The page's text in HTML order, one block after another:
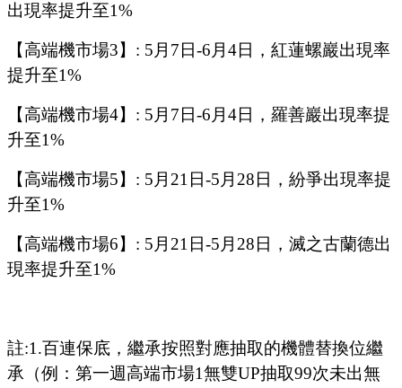
出現率提升至1%
【高端機市場3】 : 5 月 7 日-6 月 4日， 紅蓮螺巖出現率
提升至1%
【高端機市場4】 : 5 月 7 日-6 月 4日， 羅善巖出現率提
升至1%
【高端機市場5】 : 5 月 21 日-5 月 28 日，紛爭出現率提
升至1%
【高端機市場6】 : 5 月 21 日-5 月 28 日，滅之古蘭德出
現率提升至1%
註:1.百連保底，繼承按照對應抽取的機體替換位繼
承（例：第一週高端市場1無雙UP抽取99次未出無